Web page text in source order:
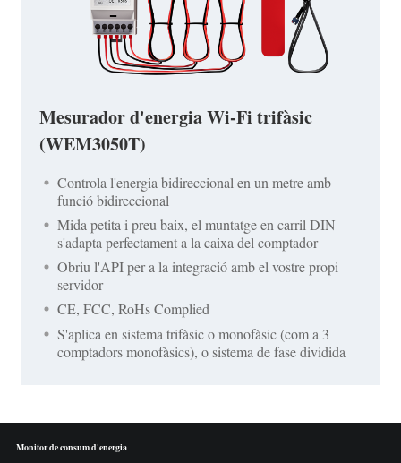
Mesurador d'energia Wi-Fi trifàsic
(WEM3050T)
Controla l'energia bidireccional en un metre amb
funció bidireccional
Mida petita i preu baix, el muntatge en carril DIN
s'adapta perfectament a la caixa del comptador
Obriu l'API per a la integració amb el vostre propi
servidor
CE, FCC, RoHs Complied
S'aplica en sistema trifàsic o monofàsic (com a 3
comptadors monofàsics), o sistema de fase dividida
Monitor de consum d'energia